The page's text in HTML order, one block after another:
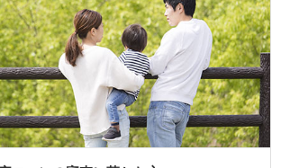
ぞ当社のドアを叩いてください。